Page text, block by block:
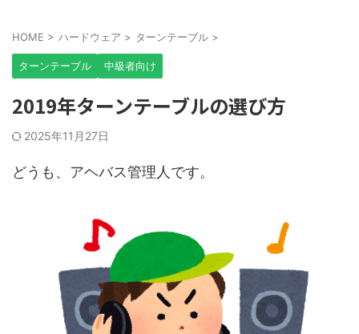
HOME > ハードウェア > ターンテーブル >
ターンテーブル 中級者向け
2019年ターンテーブルの選び方
2025年11月27日
どうも、アヘバス管理人です。